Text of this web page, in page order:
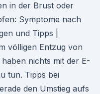
in der Brust oder
Symptome nach
und Tipps |
völligen Entzug von
nichts mit der E-
tun. Tipps bei
den Umstieg aufs